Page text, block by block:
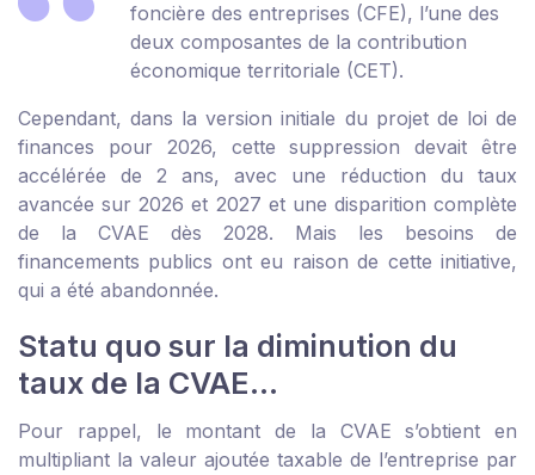
foncière des entreprises (CFE), l’une des
deux composantes de la contribution
économique territoriale (CET).
Cependant, dans la version initiale du projet de loi de
finances pour 2026, cette suppression devait être
accélérée de 2 ans, avec une réduction du taux
avancée sur 2026 et 2027 et une disparition complète
de la CVAE dès 2028. Mais les besoins de
financements publics ont eu raison de cette initiative,
qui a été abandonnée.
Statu quo sur la diminution du
taux de la CVAE…
Pour rappel, le montant de la CVAE s’obtient en
multipliant la valeur ajoutée taxable de l’entreprise par